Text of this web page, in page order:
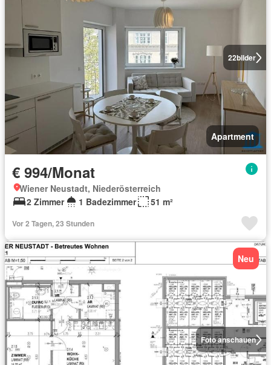
22bilder
Apartment
€ 994/Monat
Wiener Neustadt, Niederösterreich
2 Zimmer
1 Badezimmer 51 m²
Vor 2 Tagen, 23 Stunden
Foto anschauen
Neu